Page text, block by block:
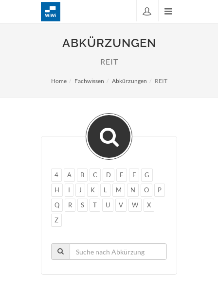
ABKÜRZUNGEN
REIT
Home Fachwissen Abkürzungen REIT
4 A B C D E F
G
H
I J K L M N O
P
Q
R S T U V W
X
Z